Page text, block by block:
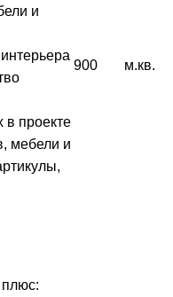
и
в проекте
мебели и
900 м.кв.